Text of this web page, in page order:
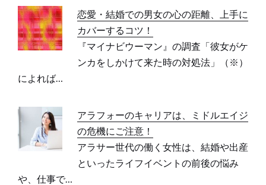
恋愛・結婚での男女の心の距離、上手に
カバーするコツ！
『マイナビウーマン』の調査「彼女がケ
ンカをしかけて来た時の対処法」（※）
によれば…
アラフォーのキャリアは、ミドルエイジ
の危機にご注意！
アラサー世代の働く女性は、結婚や出産
といったライフイベントの前後の悩み
や、仕事で…